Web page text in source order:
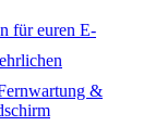
für euren E-
&